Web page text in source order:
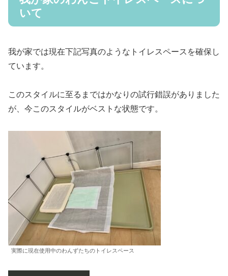
いて
我が家では現在下記写真のようなトイレスペースを確保し
ています。
このスタイルに至るまではかなりの試行錯誤がありました
が、今このスタイルがベストな状態です。
実際に現在使用中のわんずたちのトイレスペース